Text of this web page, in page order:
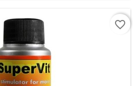
favorite_border